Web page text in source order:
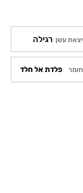
יצאת עשן רגילה
חומר פלדת אל חלד